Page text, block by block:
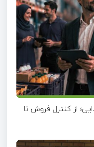
از کنترل فروش تا